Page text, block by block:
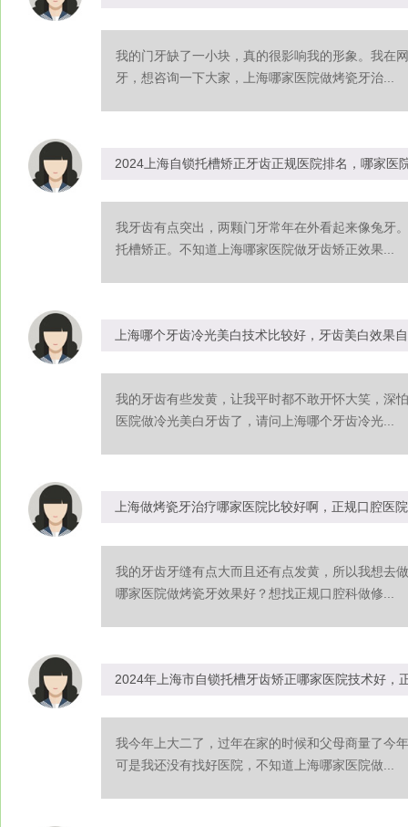
我的门牙缺了一小块，真的很影响我的形象。我在
牙，想咨询一下大家，上海哪家医院做烤瓷牙治...
2024上海自锁托槽矫正牙齿正规医院排名，哪家医
我牙齿有点突出，两颗门牙常年在外看起来像兔牙
托槽矫正。不知道上海哪家医院做牙齿矫正效果...
上海哪个牙齿冷光美白技术比较好，牙齿美白效果
我的牙齿有些发黄，让我平时都不敢开怀大笑，深
医院做冷光美白牙齿了，请问上海哪个牙齿冷光...
上海做烤瓷牙治疗哪家医院比较好啊，正规口腔医
我的牙齿牙缝有点大而且还有点发黄，所以我想去
哪家医院做烤瓷牙效果好？想找正规口腔科做修...
2024年上海市自锁托槽牙齿矫正哪家医院技术好，
我今年上大二了，过年在家的时候和父母商量了今
可是我还没有找好医院，不知道上海哪家医院做...